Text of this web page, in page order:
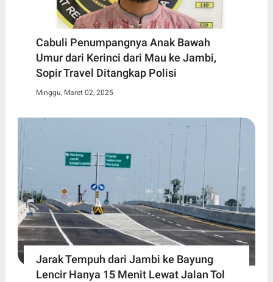
Cabuli Penumpangnya Anak Bawah
Umur dari Kerinci dari Mau ke Jambi,
Sopir Travel Ditangkap Polisi
Minggu, Maret 02, 2025
Jarak Tempuh dari Jambi ke Bayung
Lencir Hanya 15 Menit Lewat Jalan Tol